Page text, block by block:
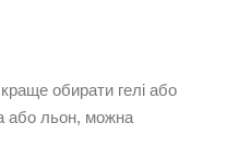
обирати гелі або
або льон, можна